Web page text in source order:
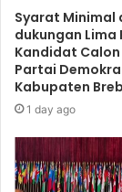
Syarat Minimal
dukungan Lima
Kandidat Calon
Partai
Kabupaten
1 day ago